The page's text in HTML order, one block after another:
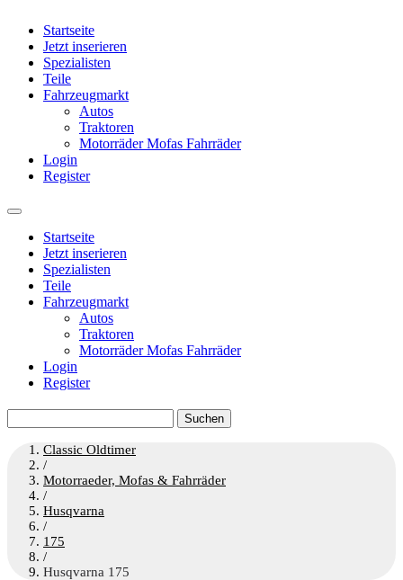
Startseite
Jetzt inserieren
Spezialisten
Teile
Fahrzeugmarkt
Autos
Traktoren
Motorräder Mofas Fahrräder
Login
Register
Startseite
Jetzt inserieren
Spezialisten
Teile
Fahrzeugmarkt
Autos
Traktoren
Motorräder Mofas Fahrräder
Login
Register
nach:
Classic Oldtimer
/
Motorraeder, Mofas & Fahrräder
/
Husqvarna
/
175
/
Husqvarna 175